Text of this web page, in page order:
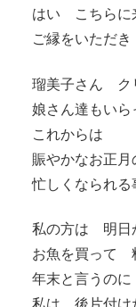
はい こちらに
ご縁をいただ
瑠美子さん ク
娘さん達もいら
これからは
賑やかなお正月
忙しくなられる
私の方は 明日
お魚を買って
年末と言うのに
私は 後片付け